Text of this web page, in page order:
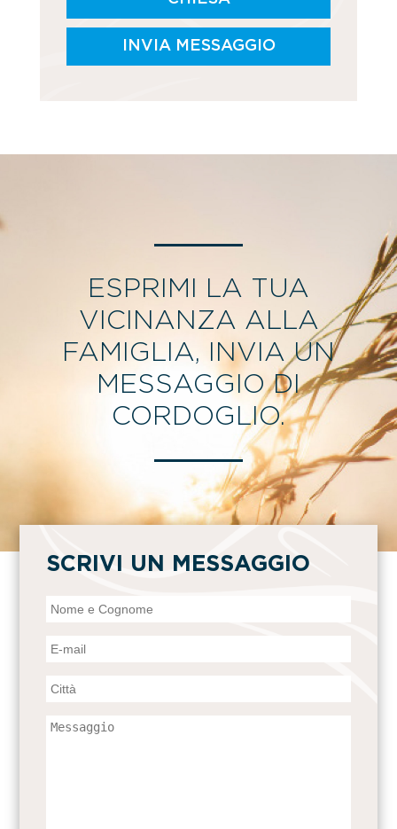
INVIA MESSAGGIO
ESPRIMI LA TUA
VICINANZA ALLA
FAMIGLIA, INVIA UN
MESSAGGIO DI
CORDOGLIO.
SCRIVI UN MESSAGGIO